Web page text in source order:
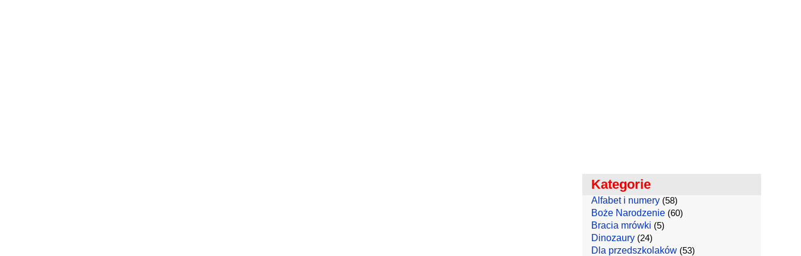
Kategorie
Alfabet i numery(58)
Boże Narodzenie(60)
Bracia mrówki (5)
Dinozaury(24)
Dla przedszkolaków(53)